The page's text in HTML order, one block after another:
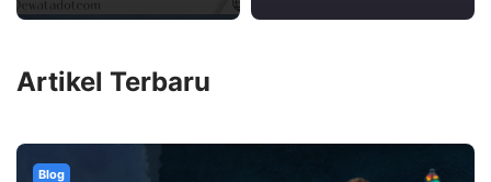
Artikel Terbaru
Blog